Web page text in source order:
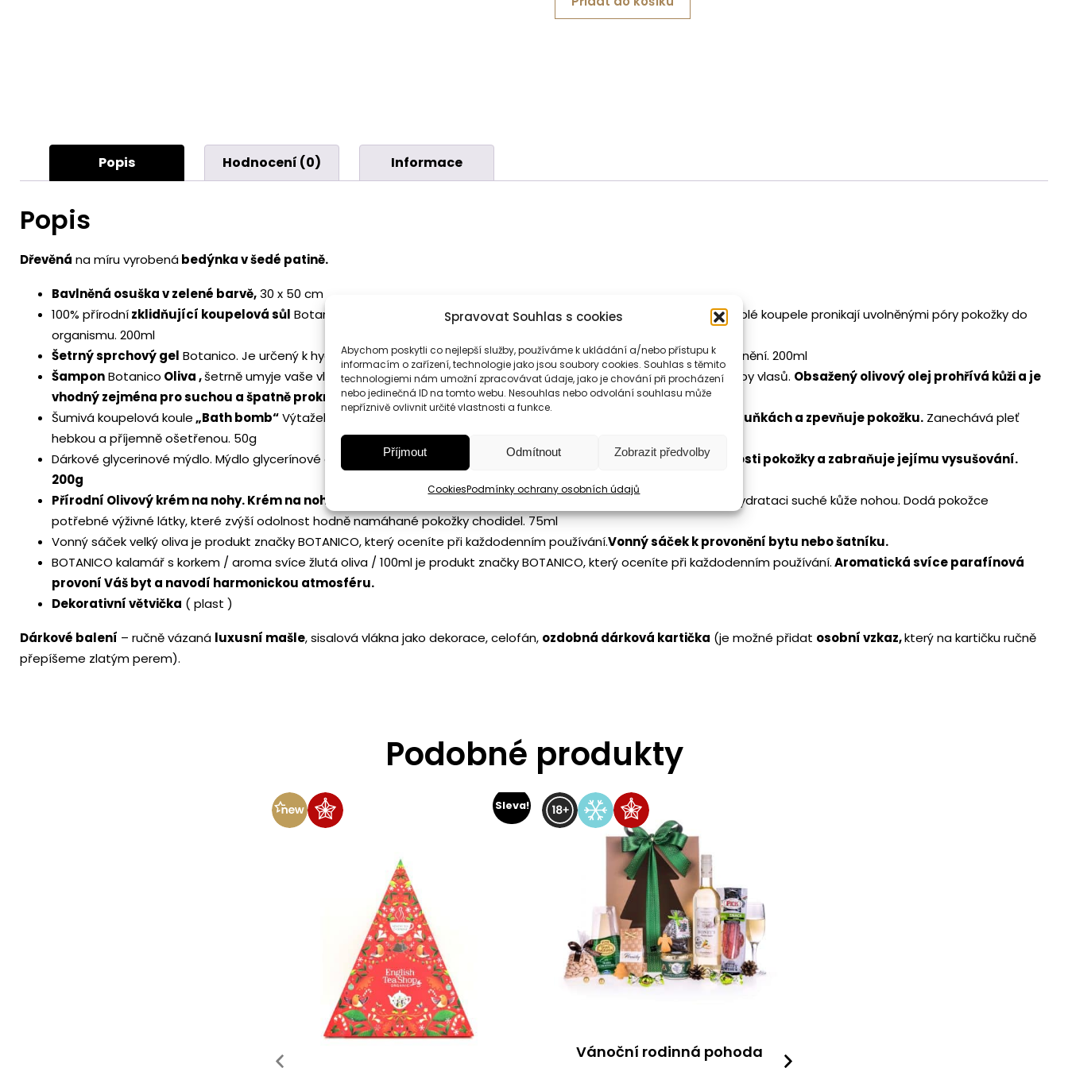
Spravovat Souhlas s cookies
Abychom poskytli co nejlepší služby, používáme k ukládání a/nebo přístupu k
informacím o zařízení, technologie jako jsou soubory cookies. Souhlas s těmito
technologiemi nám umožní zpracovávat údaje, jako je chování při procházení
nebo jedinečná ID na tomto webu. Nesouhlas nebo odvolání souhlasu může
nepříznivě ovlivnit určité vlastnosti a funkce.
Příjmout Odmítnout Zobrazit předvolby
CookiesPodmínky ochrany osobních údajů
Popis Hodnocení (0) Informace
Popis
Dřevěná na míru vyrobenábedýnka v šedé patině.
Bavlněná osuška v zelené barvě,30 x 50 cm
100% přírodnízklidňující koupelová sůl Botanico. Oliva koupelová sůl. Obsahuje řadu léčivých látek, které během teplé koupele pronikají uvolněnými póry pokožky do
organismu. 200ml
Šetrný sprchový gel Botanico. Je určený k hygieně celého těla. Pokožku vyčistí, zjemní, hydratuje a navodí pocit uvolnění. 200ml
ŠamponBotanico Oliva ,šetrně umyje vaše vlasy. Působí regeneračně na vlasovou pokožku.Vhodnýpro všechny typy vlasů. Obsažený olivový olej prohřívá kůži a je
vhodný zejména pro suchou a špatně prokrvenou pokožku.
Šumivá koupelová koule„Bath bomb“Výtažek z oliv podporuje tvorbu kolagenu, urychluje látkovou výměnu v buňkách a zpevňuje pokožku. Zanechává pleť
hebkou a příjemně ošetřenou. 50g
Dárkové glycerinové mýdlo. Mýdlo glycerínové oliva má mimořádně vysoký obsah glycerínu,
který napomáhá vláčnosti pokožky a zabraňuje jejímu vysušování.
200g
Přírodní Olivový krém na nohy. Krém na nohy vyživuje a zlepšuje prokrvení pokožky.
Je vhodný k regeneraci a hydrataci suché kůže nohou. Dodá pokožce
potřebné výživné látky, které zvýší odolnost hodně namáhané pokožky chodidel. 75ml
Vonný sáček velký oliva je produkt značky BOTANICO, který oceníte při každodenním používání.Vonný sáček k provonění bytu nebo šatníku.
BOTANICO kalamář s korkem / aroma svíce žlutá oliva / 100ml je produkt značky BOTANICO, který oceníte při každodenním používání.Aromatická svíce parafínová
provoní Váš byt a navodí harmonickou atmosféru.
Dekorativní větvička ( plast )
Dárkové balení – ručně vázaná luxusní mašle, sisalová vlákna jako dekorace, celofán, ozdobná dárková kartička (je možné přidat osobní vzkaz,který na kartičku ručně
přepíšeme zlatým perem).
Podobné produkty
Sleva!
Vánoční rodinná pohoda